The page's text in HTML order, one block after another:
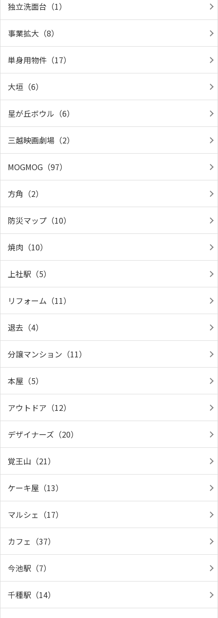
独立洗面台（1）
事業拡大（8）
単身用物件（17）
大垣（6）
星が丘ボウル（6）
三越映画劇場（2）
MOGMOG（97）
方角（2）
防災マップ（10）
焼肉（10）
上社駅（5）
リフォーム（11）
退去（4）
分譲マンション（11）
本屋（5）
アウトドア（12）
デザイナーズ（20）
覚王山（21）
ケーキ屋（13）
マルシェ（17）
カフェ（37）
今池駅（7）
千種駅（14）